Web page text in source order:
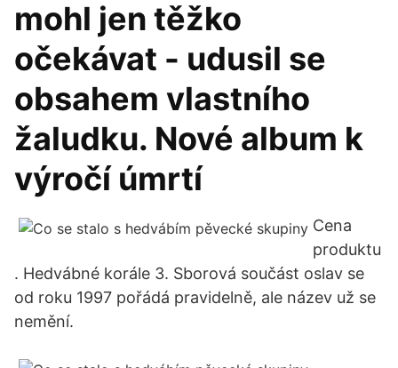
mohl jen těžko
očekávat - udusil se
obsahem vlastního
žaludku. Nové album k
výročí úmrtí
Cena
produktu
. Hedvábné korále 3. Sborová součást oslav se
od roku 1997 pořádá pravidelně, ale název už se
nemění.